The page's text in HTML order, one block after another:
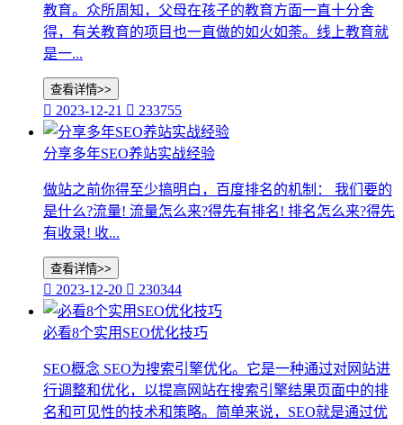
教育。众所周知，父母在孩子的教育方面一直十分舍
得，有关教育的项目也一直做的如火如荼。线上教育就
是一...
查看详情>>
 2023-12-21  233755
分享多年SEO养站实战经验
做站之前你得至少搞明白，百度排名的机制： 我们要的
是什么?流量! 流量怎么来?得先有排名! 排名怎么来?得先
有收录! 收...
查看详情>>
 2023-12-20  230344
必看8个实用SEO优化技巧
SEO概念 SEO为搜索引擎优化。它是一种通过对网站进
行调整和优化，以提高网站在搜索引擎结果页面中的排
名和可见性的技术和策略。简单来说，SEO就是通过优